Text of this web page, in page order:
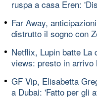
ruspa a casa Eren:
Far Away,
distrutto il sogno con
Netflix, Lupin batte La
views: presto in arrivo
GF Vip, Elisabetta
a Dubai: 'Fatto per gli